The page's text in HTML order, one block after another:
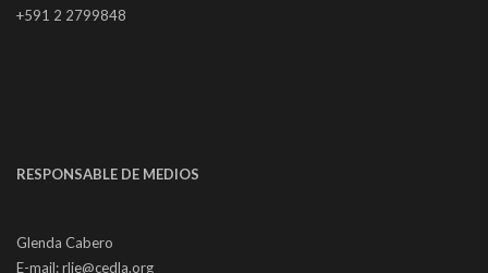
+591 2 2799848
RESPONSABLE DE MEDIOS
Glenda Cabero
E-mail: rlie@cedla.org